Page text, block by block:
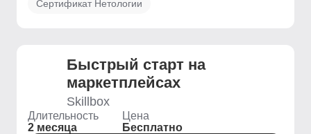
Сертификат Нетологии
Быстрый старт на
маркетплейсах
Skillbox
Длительность
2 месяца
Цена
Бесплатно